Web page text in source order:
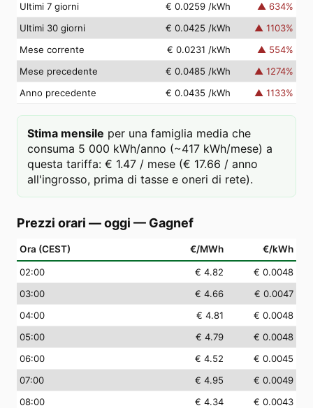
Ultimi 7 giorni
€ 0.0259 /kWh ▲ 634%
Ultimi 30 giorni
€ 0.0425 /kWh ▲ 1103%
Mese corrente
€ 0.0231 /kWh ▲ 554%
Mese precedente
€ 0.0485 /kWh ▲ 1274%
Anno precedente
€ 0.0435 /kWh ▲ 1133%
Stima mensile per una famiglia media che
consuma 5 000 kWh/anno (~417 kWh/mese) a
questa tariffa: € 1.47 / mese (€ 17.66 / anno
all'ingrosso, prima di tasse e oneri di rete).
Prezzi orari — oggi — Gagnef
Ora (CEST) €/MWh €/kWh
02:00 € 4.82
€ 0.0048
03:00 € 4.66
€ 0.0047
04:00 € 4.81
€ 0.0048
05:00 € 4.79
€ 0.0048
06:00 € 4.52
€ 0.0045
07:00 € 4.95
€ 0.0049
08:00 € 4.34
€ 0.0043